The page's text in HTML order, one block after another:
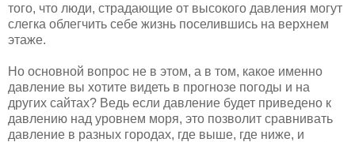
того, что люди, страдающие от высокого давления могут
слегка облегчить себе жизнь поселившись на верхнем
этаже.
Но основной вопрос не в этом, а в том, какое именно
давление вы хотите видеть в прогнозе погоды и на
других сайтах? Ведь если давление будет приведено к
давлению над уровнем моря, это позволит сравнивать
давление в разных городах, где выше, где ниже, и